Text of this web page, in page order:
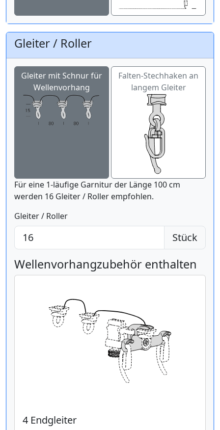
Gleiter / Roller
Gleiter mit Schnur für
Wellenvorhang
Falten-Stechhaken an
langem Gleiter
Für eine 1-läufige Garnitur der Länge 100 cm
werden 16 Gleiter / Roller empfohlen.
Gleiter / Roller
Stück
Wellenvorhangzubehör enthalten
4 Endgleiter